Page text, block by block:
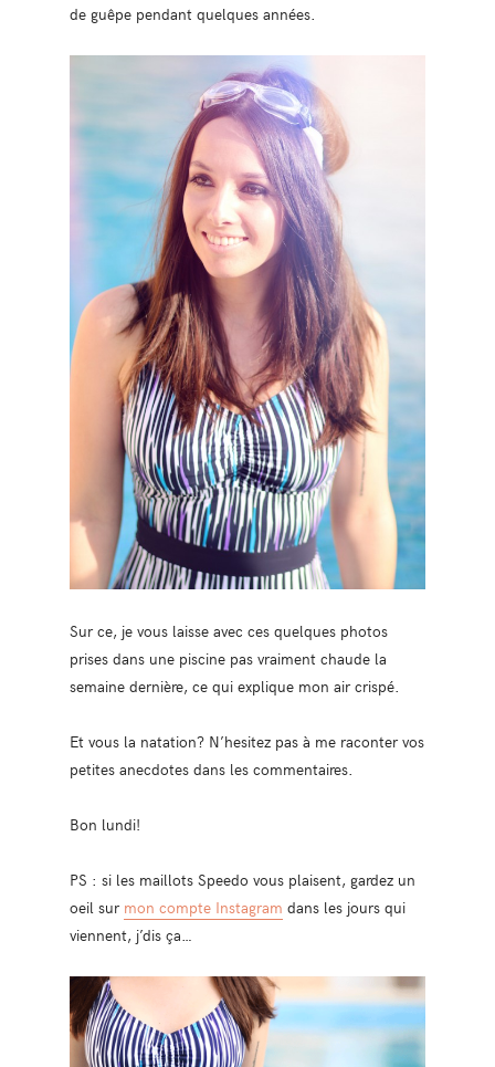
de guêpe pendant quelques années.
Sur ce, je vous laisse avec ces quelques photos
prises dans une piscine pas vraiment chaude la
semaine dernière, ce qui explique mon air crispé.
Et vous la natation? N’hesitez pas à me raconter vos
petites anecdotes dans les commentaires.
Bon lundi!
PS : si les maillots Speedo vous plaisent, gardez un
oeil sur mon compte Instagram dans les jours qui
viennent, j’dis ça…